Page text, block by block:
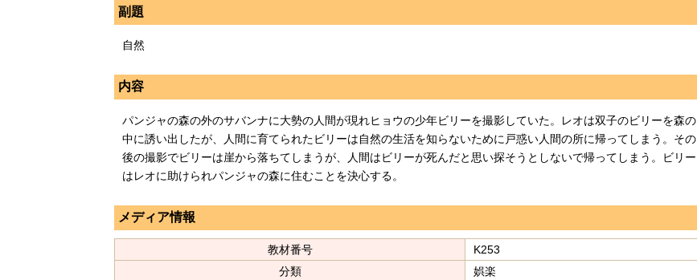
副題
自然
内容
パンジャの森の外のサバンナに大勢の人間が現れヒョウの少年ビリーを撮影していた。レオは双子のビリーを森の
中に誘い出したが、人間に育てられたビリーは自然の生活を知らないために戸惑い人間の所に帰ってしまう。その
後の撮影でビリーは崖から落ちてしまうが、人間はビリーが死んだと思い探そうとしないで帰ってしまう。ビリー
はレオに助けられパンジャの森に住むことを決心する。
メディア情報
教材番号
K253
分類
娯楽